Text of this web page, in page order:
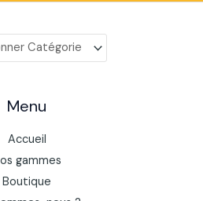
Menu
Accueil
gammes
Boutique